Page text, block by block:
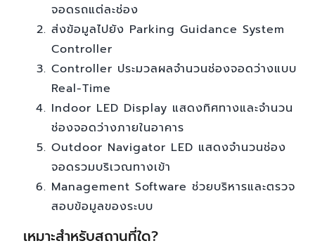
จอดรถแต่ละช่อง
ส่งข้อมูลไปยัง Parking Guidance System
Controller
Controller ประมวลผลจำนวนช่องจอดว่างแบบ
Real-Time
Indoor LED Display แสดงทิศทางและจำนวน
ช่องจอดว่างภายในอาคาร
Outdoor Navigator LED แสดงจำนวนช่อง
จอดรวมบริเวณทางเข้า
Management Software ช่วยบริหารและตรวจ
สอบข้อมูลของระบบ
เหมาะสำหรับสถานที่ใด?